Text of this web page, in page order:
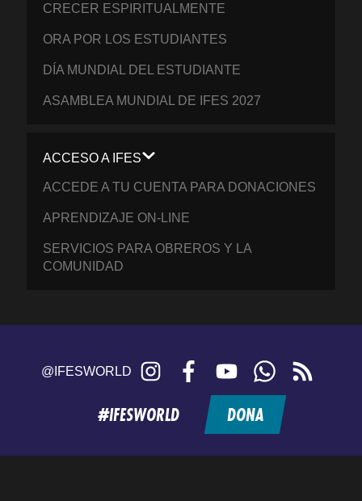
CRECER ESPIRITUALMENTE
ORA POR LOS ESTUDIANTES
DÍA MUNDIAL DEL ESTUDIANTE
ASAMBLEA MUNDIAL DE IFES 2027
ACCESO A IFES
ACCEDE A TU CUENTA PARA DONACIONES
APRENDIZAJE ON-LINE
SERVICIOS PARA OBREROS Y LA
COMUNIDAD
@IFESWORLD Instagram FacebookYouTubeWhatsApp
feed
#IFESWORLD DONA